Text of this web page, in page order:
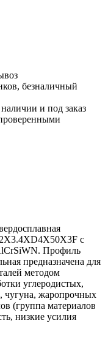
безналичный
и под заказ
с
Профиль
предназначена для
методом
углеродистых,
чугуна, жаропрочных
(группа материалов
низкие усилия